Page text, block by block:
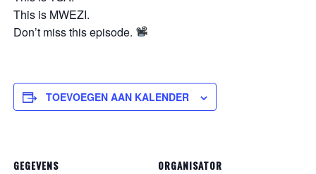
This is MWEZI.
Don’t miss this episode.
TOEVOEGEN AAN KALENDER
GEGEVENS ORGANISATOR